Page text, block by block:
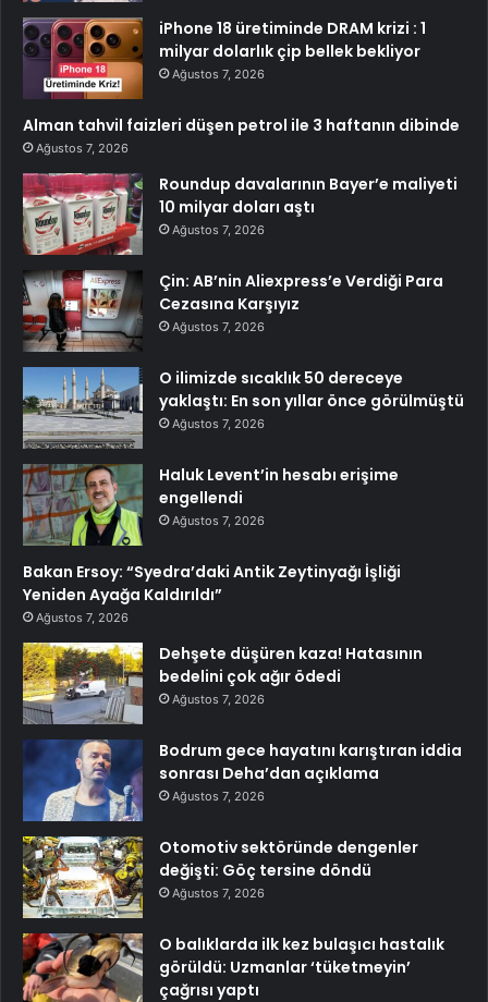
iPhone 18 üretiminde DRAM krizi : 1
milyar dolarlık çip bellek bekliyor
Ağustos 7, 2026
Alman tahvil faizleri düşen petrol ile 3 haftanın dibinde
Ağustos 7, 2026
Roundup davalarının Bayer’e maliyeti
10 milyar doları aştı
Ağustos 7, 2026
Çin: AB’nin Aliexpress’e Verdiği Para
Cezasına Karşıyız
Ağustos 7, 2026
O ilimizde sıcaklık 50 dereceye
yaklaştı: En son yıllar önce görülmüştü
Ağustos 7, 2026
Haluk Levent’in hesabı erişime
engellendi
Ağustos 7, 2026
Bakan Ersoy: “Syedra’daki Antik Zeytinyağı İşliği
Yeniden Ayağa Kaldırıldı”
Ağustos 7, 2026
Dehşete düşüren kaza! Hatasının
bedelini çok ağır ödedi
Ağustos 7, 2026
Bodrum gece hayatını karıştıran iddia
sonrası Deha’dan açıklama
Ağustos 7, 2026
Otomotiv sektöründe dengenler
değişti: Göç tersine döndü
Ağustos 7, 2026
O balıklarda ilk kez bulaşıcı hastalık
görüldü: Uzmanlar ‘tüketmeyin’
çağrısı yaptı